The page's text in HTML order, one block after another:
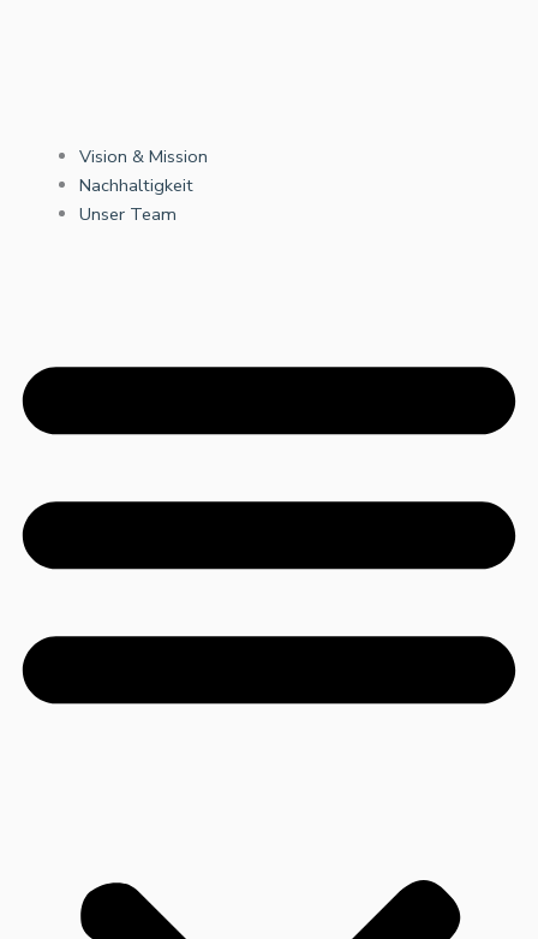
Vision & Mission
Nachhaltigkeit
Unser Team